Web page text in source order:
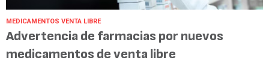
MEDICAMENTOS VENTA LIBRE
Advertencia de farmacias por nuevos
medicamentos de venta libre